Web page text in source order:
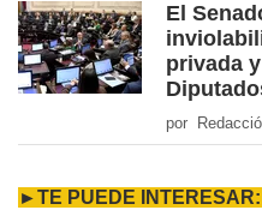
El
privada
por
►TE PUEDE INTERESAR: